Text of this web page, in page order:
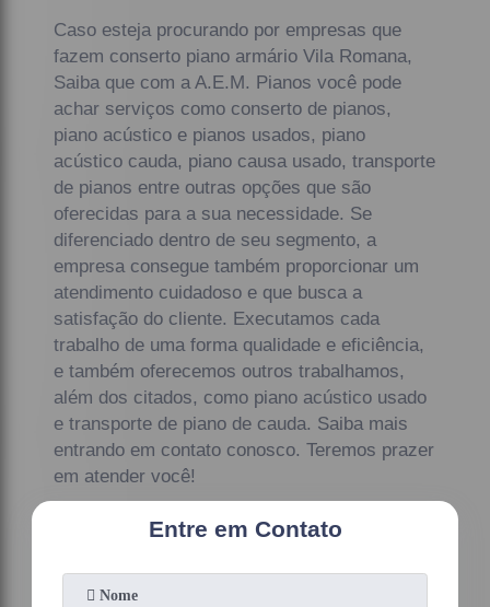
Caso esteja procurando por empresas que
fazem conserto piano armário Vila Romana,
Saiba que com a A.E.M. Pianos você pode
achar serviços como conserto de pianos,
piano acústico e pianos usados, piano
acústico cauda, piano causa usado, transporte
de pianos entre outras opções que são
oferecidas para a sua necessidade. Se
diferenciado dentro de seu segmento, a
empresa consegue também proporcionar um
atendimento cuidadoso e que busca a
satisfação do cliente. Executamos cada
trabalho de uma forma qualidade e eficiência,
e também oferecemos outros trabalhamos,
além dos citados, como piano acústico usado
e transporte de piano de cauda. Saiba mais
entrando em contato conosco. Teremos prazer
em atender você!
Entre em Contato